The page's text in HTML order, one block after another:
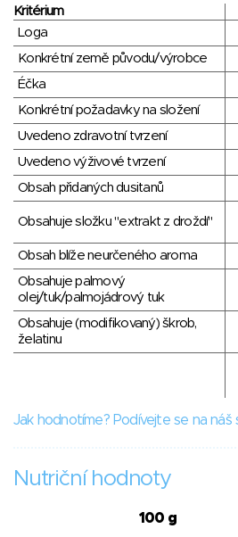
Kritérium
Loga
Konkrétní země původu/výrobce
Éčka
Konkrétní požadavky na složení
Uvedeno zdravotní tvrzení
Uvedeno výživové tvrzení
Obsah přidaných dusitanů
Obsahuje složku "extrakt z droždí"
Obsah blíže neurčeného aroma
Obsahuje palmový
olej/tuk/palmojádrový tuk
Obsahuje (modifikovaný) škrob,
želatinu
Jak hodnotíme? Podívejte se na náš
Nutriční hodnoty
100 g